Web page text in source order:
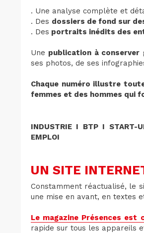
. Une analyse complète et
. Des dossiers de fond sur
. Des portraits inédits des
Une publication à conserver
ses photos, de ses
Chaque numéro illustre
femmes et des hommes qui
INDUSTRIE I BTP I START-
EMPLOI
UN SITE
Constamment réactualisé, le
une mise en avant, en textes
Le magazine Présences est
rapide sur tous les appareils